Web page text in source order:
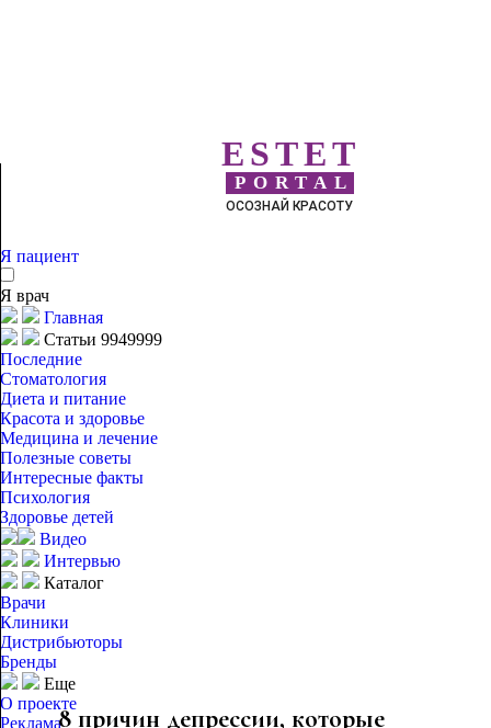
ESTET
PORTAL
ОСОЗНАЙ КРАСОТУ
Я пациент
Я врач
Главная
Статьи 9949999
Последние
Стоматология
Диета и питание
Красота и здоровье
Медицина и лечение
Полезные советы
Интересные факты
Психология
Здоровье детей
Видео
Интервью
Каталог
Врачи
Клиники
Дистрибьюторы
Бренды
Еще
О проекте
Реклама8 причин депрессии, которые